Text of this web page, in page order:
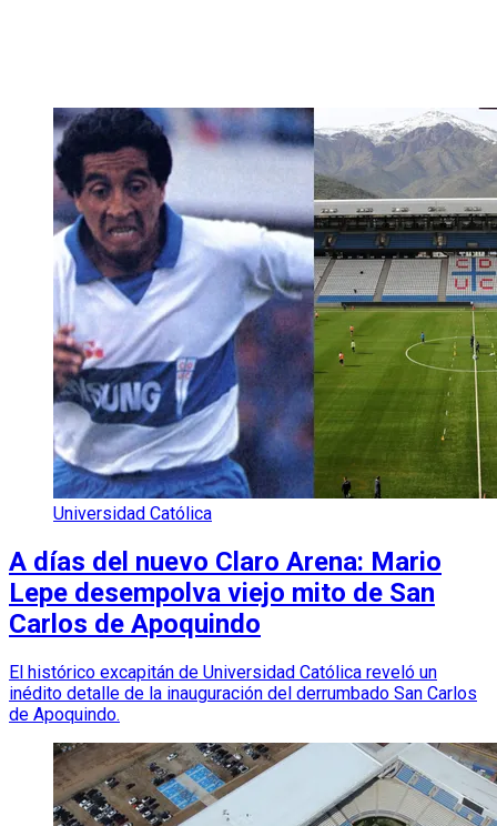
Universidad Católica
A días del nuevo Claro Arena: Mario
Lepe desempolva viejo mito de San
Carlos de Apoquindo
El histórico excapitán de Universidad Católica reveló un
inédito detalle de la inauguración del derrumbado San Carlos
de Apoquindo.